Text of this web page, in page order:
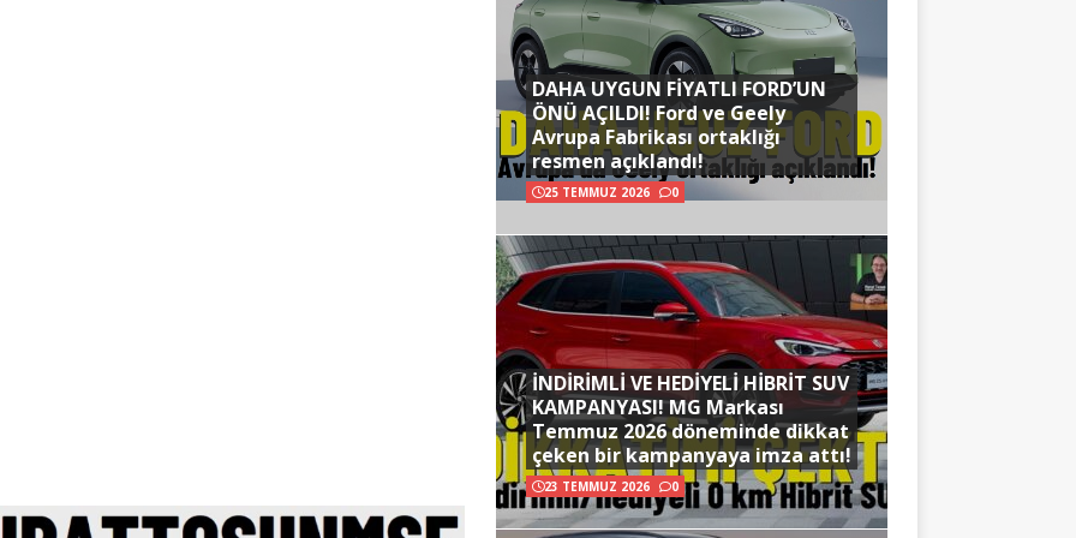
DAHA UYGUN FİYATLI FORD’UN
ÖNÜ AÇILDI! Ford ve Geely
Avrupa Fabrikası ortaklığı
resmen açıklandı!
25 TEMMUZ 2026 0
İNDİRİMLİ VE HEDİYELİ HİBRİT SUV
KAMPANYASI! MG Markası
Temmuz 2026 döneminde dikkat
çeken bir kampanyaya imza attı!
23 TEMMUZ 2026 0